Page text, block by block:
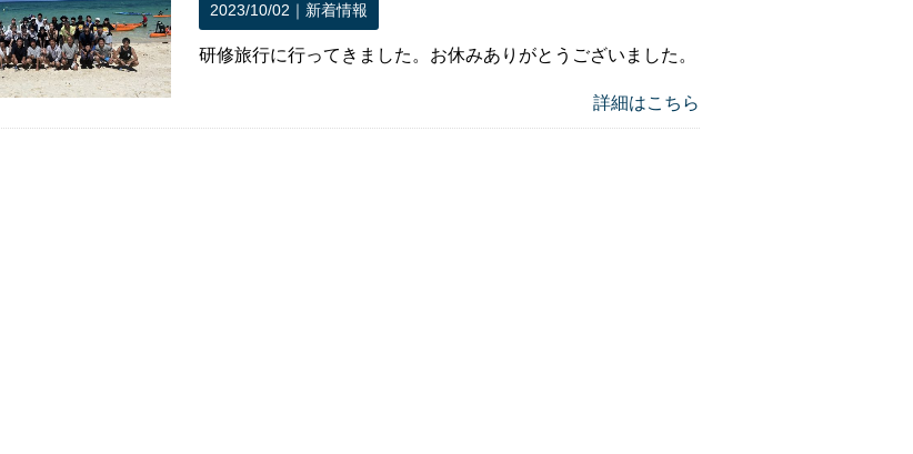
2023/10/02｜ 新着情報
研修旅行に行ってきました。お休みありがとうございました。
詳細はこちら